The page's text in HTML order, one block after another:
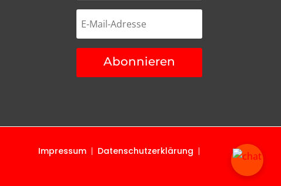
Abonnieren
Impressum Datenschutzerklärung